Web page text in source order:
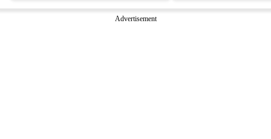
Advertisement